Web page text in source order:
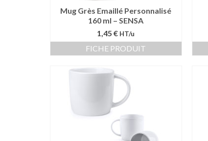
Mug Grès Emaillé Personnalisé
160 ml – SENSA
1,45 € HT/u
FICHE PRODUIT